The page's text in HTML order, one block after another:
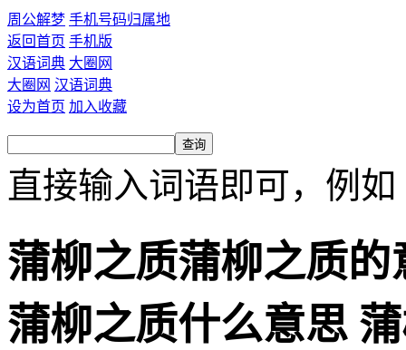
周公解梦 手机号码归属地
返回首页 手机版
汉语词典 大圈网
大圈网 汉语词典
设为首页 加入收藏
直接输入词语即可，例如
蒲柳之质蒲柳之质
蒲柳之质什么意思